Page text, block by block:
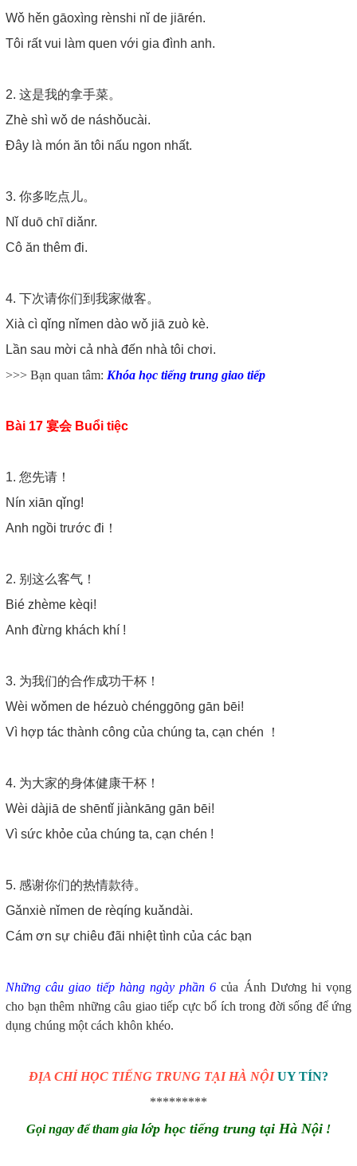
Wǒ hěn gāoxìng rènshi nǐ de jiārén.
Tôi rất vui làm quen với gia đình anh.
2. 这是我的拿手菜。
Zhè shì wǒ de náshǒucài.
Đây là món ăn tôi nấu ngon nhất.
3. 你多吃点儿。
Nǐ duō chī diǎnr.
Cô ăn thêm đi.
4. 下次请你们到我家做客。
Xià cì qǐng nǐmen dào wǒ jiā zuò kè.
Lần sau mời cả nhà đến nhà tôi chơi.
>>> Bạn quan tâm: Khóa học tiếng trung giao tiếp
Bài 17 宴会 Buổi tiệc
1. 您先请！
Nín xiān qǐng!
Anh ngồi trước đi！
2. 别这么客气！
Bié zhème kèqi!
Anh đừng khách khí !
3. 为我们的合作成功干杯！
Wèi wǒmen de hézuò chénggōng gān bēi!
Vì hợp tác thành công của chúng ta, cạn chén ！
4. 为大家的身体健康干杯！
Wèi dàjiā de shēntǐ jiànkāng gān bēi!
Vì sức khỏe của chúng ta, cạn chén !
5. 感谢你们的热情款待。
Gǎnxiè nǐmen de rèqíng kuǎndài.
Cám ơn sự chiêu đãi nhiệt tình của các bạn
Những câu giao tiếp hàng ngày phần 6 của Ánh Dương hi vọng
cho bạn thêm những câu giao tiếp cực bổ ích trong đời sống để ứng
dụng chúng một cách khôn khéo.
ĐỊA CHỈ HỌC TIẾNG TRUNG TẠI HÀ NỘIUY TÍN?
*********
Gọi ngay để tham gia lớp học tiếng trung tại Hà Nội !